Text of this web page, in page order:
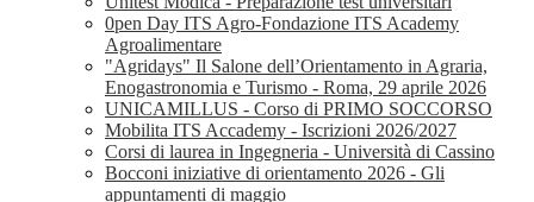
0pen Day ITS Agro-Fondazione ITS Academy
Agroalimentare
"Agridays" Il Salone dell’Orientamento in Agraria,
Enogastronomia e Turismo - Roma, 29 aprile 2026
UNICAMILLUS - Corso di PRIMO SOCCORSO
Mobilita ITS Accademy - Iscrizioni 2026/2027
Corsi di laurea in Ingegneria - Università di Cassino
Bocconi iniziative di orientamento 2026 - Gli
appuntamenti di maggio